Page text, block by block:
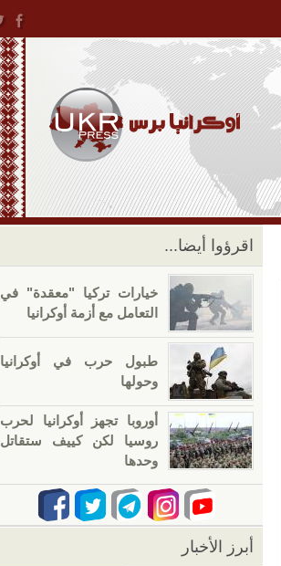
اقرؤوا أيضا...
خيارات تركيا "معقدة" في
التعامل مع أزمة أوكرانيا
طبول حرب في أوكرانيا
وحولها
أوروبا تجهز أوكرانيا لحرب
روسيا لكن كييف ستقاتل
وحدها
أبرز الأخبار